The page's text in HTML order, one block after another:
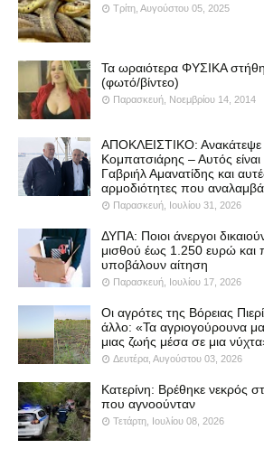
Τρίτη, Αυγούστου 05, 2025
Τα ωραιότερα ΦΥΣΙΚΑ
(φωτό/βίντεο)
Παρασκευή, Νοεμβρίου 14, 2014
ΑΠΟΚΛΕΙΣΤΙΚΟ: Ανακάτεψε
Κομπατσιάρης – Αυτός
Γαβριήλ Αμανατίδης και
αρμοδιότητες που
Παρασκευή, Ιουλίου 31, 2026
ΔΥΠΑ: Ποιοι άνεργοι
μισθού έως 1.250 ευρώ
υποβάλουν αίτηση
Παρασκευή, Ιουλίου 17, 2026
Οι αγρότες της Βόρειας
άλλο: «Τα αγριογούρουνα
μιας ζωής μέσα σε μια
Δευτέρα, Αυγούστου 03, 2026
Κατερίνη: Βρέθηκε νεκρός
που αγνοούνταν
Τετάρτη, Ιουλίου 08, 2026